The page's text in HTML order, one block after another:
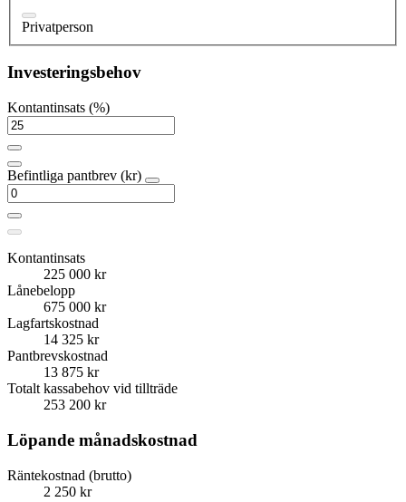
Privatperson
Investeringsbehov
Kontantinsats (%)
Befintliga pantbrev (kr)
Kontantinsats
225 000 kr
Lånebelopp
675 000 kr
Lagfartskostnad
14 325 kr
Pantbrevskostnad
13 875 kr
Totalt kassabehov vid tillträde
253 200 kr
Löpande månadskostnad
Räntekostnad (brutto)
2 250 kr